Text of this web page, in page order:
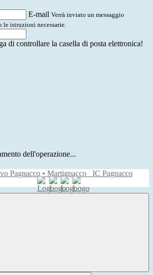
E-mail Verrà inviato un messaggio
istruzioni necessarie.
di controllare la casella di posta elettronica!
dell'operazione...
IC Pagnacco